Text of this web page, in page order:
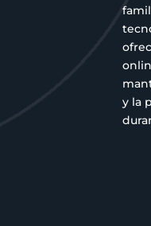
y la